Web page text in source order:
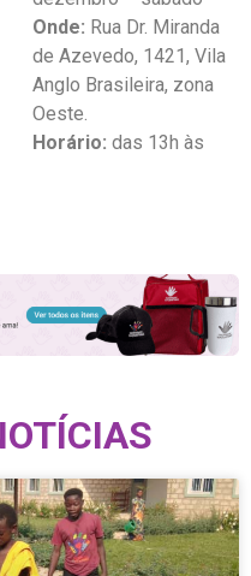
Onde: Rua Dr. Miranda
de Azevedo, 1421, Vila
Anglo Brasileira, zona
Oeste.
Horário: das 13h às